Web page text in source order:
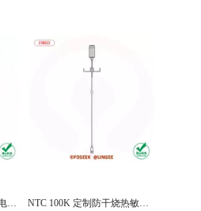
NTC 电机测温 100K 热敏电阻温度传感器探头
NTC 100K 定制防干烧热敏电阻温度传感器探头